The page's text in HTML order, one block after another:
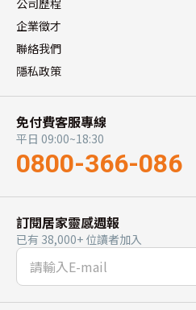
公司歷程
企業徵才
聯絡我們
隱私政策
免付費客服專線
平日 09:00~18:30
0800-366-086
訂閱居家靈感週報
已有 38,000+ 位讀者加入